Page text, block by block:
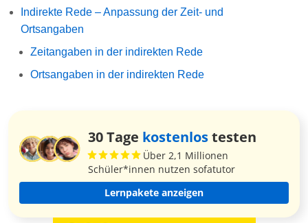
Indirekte Rede – Anpassung der Zeit- und
Ortsangaben
Zeitangaben in der indirekten Rede
Ortsangaben in der indirekten Rede
30 Tage kostenlostesten
Über 2,1 Millionen
Schüler*innen nutzen sofatutor
Lernpakete anzeigen